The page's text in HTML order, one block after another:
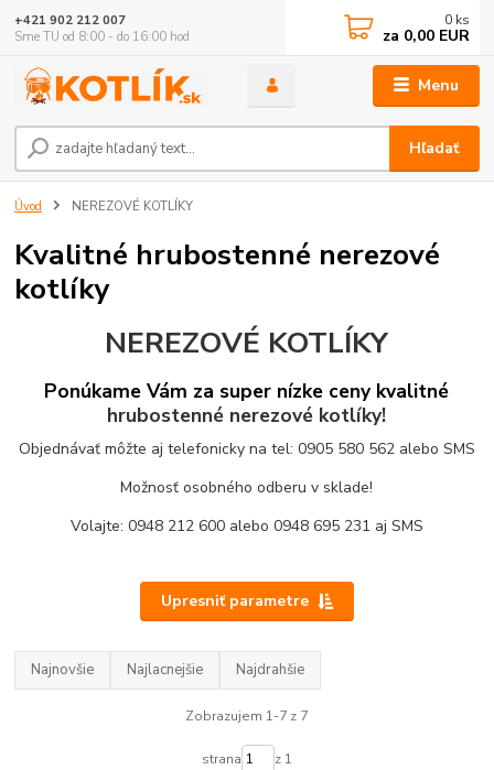
Menu
Hľadať
+421 902 212 007
Sme TU od 8:00 - do 16:00 hod
0 ks
za 0,00 EUR
Úvod NEREZOVÉ KOTLÍKY
Kvalitné hrubostenné nerezové
kotlíky
NEREZOVÉ KOTLÍKY
Ponúkame Vám za super nízke ceny kvalitné
hrubostenné nerezové kotlíky!
Objednávať môžte aj telefonicky na tel: 0905 580 562 alebo SMS
Možnosť osobného odberu v sklade!
Volajte: 0948 212 600alebo 0948 695 231 aj SMS
Upresniť parametre
Najnovšie Najlacnejšie Najdrahšie
Zobrazujem 1-7 z 7
strana z 1